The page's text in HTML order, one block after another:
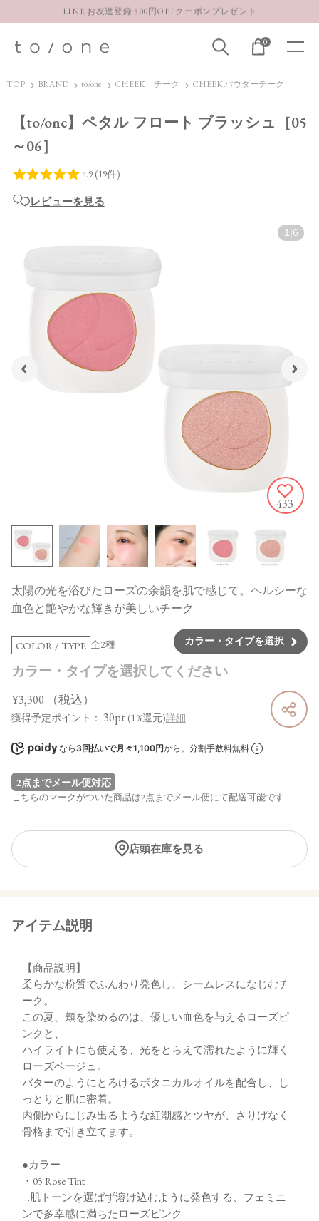
LINE お友達登録 500円OFFクーポンプレゼント
お得な定期購入コースはこちら
0
TOP BRAND to/one CHEEK チーク CHEEK パウダーチーク
【to/one】ペタル フロート ブラッシュ［05
～06］
レビューを見る
1 | 6
433
太陽の光を浴びたローズの余韻を肌で感じて。ヘルシーな
血色と艶やかな輝きが美しいチーク
COLOR / TYPE 全2種 カラー・タイプを選択
カラー・タイプを選択してください
¥3,300 （税込）
獲得予定ポイント： 30pt (1%還元)詳細
なら 3回払いで月々1,100円から。分割手数料無料
2点までメール便対応
こちらのマークがついた商品は2点までメール便にて配送可能です
店頭在庫を見る
アイテム説明
【商品説明】
柔らかな粉質でふんわり発色し、シームレスになじむチ
ーク。
この夏、頬を染めるのは、優しい血色を与えるローズピ
ンクと、
ハイライトにも使える、光をとらえて濡れたように輝く
ローズベージュ。
バターのようにとろけるボタニカルオイルを配合し、し
っとりと肌に密着。
内側からにじみ出るような紅潮感とツヤが、さりげなく
骨格まで引き立てます。
●カラー
・05 Rose Tint
…肌トーンを選ばず溶け込むように発色する、フェミニ
ンで多幸感に満ちたローズピンク